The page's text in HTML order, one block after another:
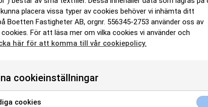
Beställare: SISAB
Kontraktssumma: 105mkr
Entreprenadform:Totalentreprenad
Sluttid: Juni -27
placera vissa typer av cookies behöver vi inhämta ditt
Boetten Fastigheter AB, orgnr. 556345-2753 använder oss av
För att läsa mer om vilka cookies vi använder och
här för att komma till vår cookiepolicy.
cookieinställningar
cookies